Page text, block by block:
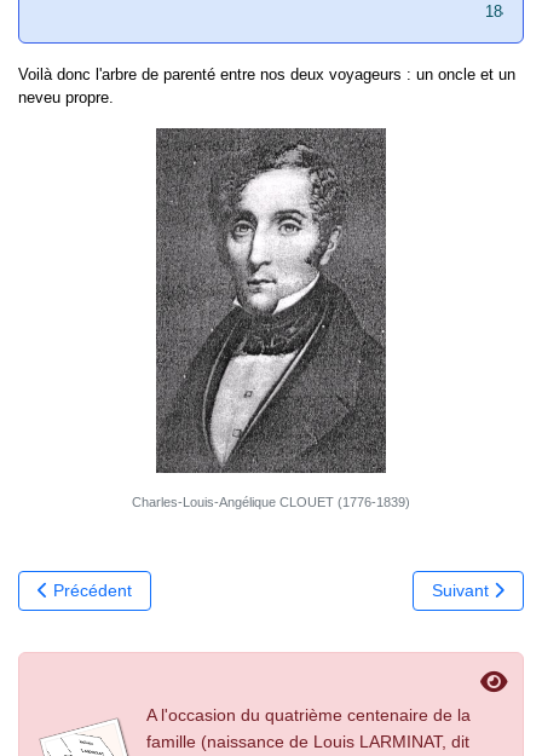
1848)
Voilà donc l'arbre de parenté entre nos deux voyageurs : un oncle et un
neveu propre.
Charles-Louis-Angélique CLOUET (1776-1839)
Article précédent : Installation à Bayeux
Précédent Article
Suivant
A l'occasion du quatrième centenaire de la
famille (naissance de Louis LARMINAT, dit